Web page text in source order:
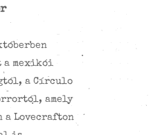
a mexikói
a Círculo
amely
a Lovecrafton